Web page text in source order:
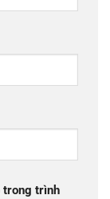
trong trình